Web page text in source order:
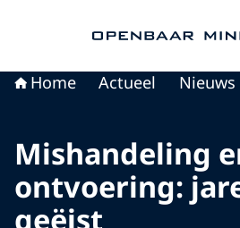
Home Actueel Nieuws
Mishandeling
ontvoering:
geëist